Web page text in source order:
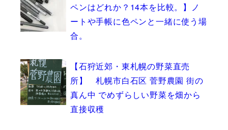
ペンはどれか？14本を比較。】ノ
ートや手帳に色ペンと一緒に使う場
合。
【石狩近郊・東札幌の野菜直売
所】 札幌市白石区 菅野農園 街の
真ん中 でめずらしい野菜を畑から
直接収穫